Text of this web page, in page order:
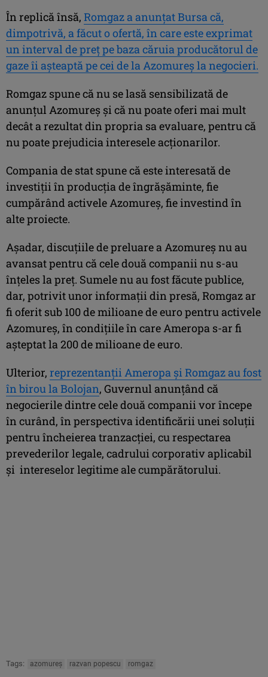
În replică însă, Romgaz a anunțat Bursa că,
dimpotrivă, a făcut o ofertă, în care este exprimat
un interval de preț pe baza căruia producătorul de
gaze îi așteaptă pe cei de la Azomureș la negocieri.
Romgaz spune că nu se lasă sensibilizată de
anunțul Azomureș și că nu poate oferi mai mult
decât a rezultat din propria sa evaluare, pentru că
nu poate prejudicia interesele acționarilor.
Compania de stat spune că este interesată de
investiții în producția de îngrășăminte, fie
cumpărând activele Azomureș, fie investind în
alte proiecte.
Așadar, discuțiile de preluare a Azomureș nu au
avansat pentru că cele două companii nu s-au
înțeles la preț. Sumele nu au fost făcute publice,
dar, potrivit unor informații din presă, Romgaz ar
fi oferit sub 100 de milioane de euro pentru activele
Azomureș, în condițiile în care Ameropa s-ar fi
așteptat la 200 de milioane de euro.
Ulterior, reprezentanții Ameropa și Romgaz au fost
în birou la Bolojan, Guvernul anunțând că
negocierile dintre cele două companii vor începe
în curând, în perspectiva identificării unei soluții
pentru încheierea tranzacției, cu respectarea
prevederilor legale, cadrului corporativ aplicabil
și intereselor legitime ale cumpărătorului.
Tags: azomureș razvan popescu romgaz